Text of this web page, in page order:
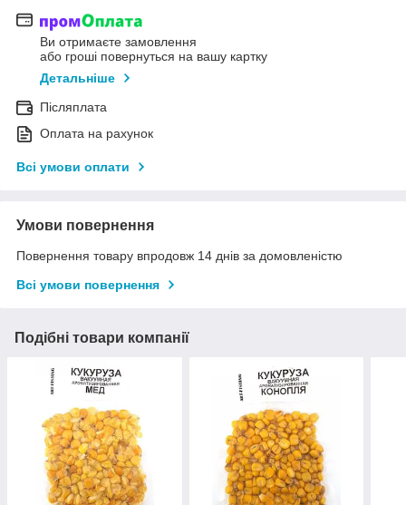
Ви отримаєте замовлення
або гроші повернуться на вашу картку
Детальніше
Післяплата
Оплата на рахунок
Всі умови оплати
Умови повернення
Повернення товару впродовж 14 днів за домовленістю
Всі умови повернення
Подібні товари компанії